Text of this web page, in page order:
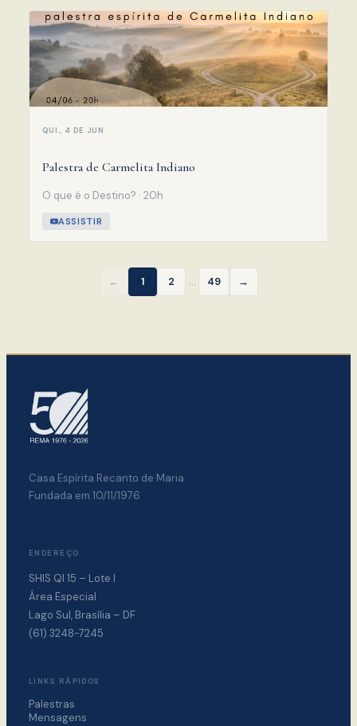
QUI., 4 DE JUN
Palestra de Carmelita Indiano
O que é o Destino? · 20h
ASSISTIR
← 1 2 … 49 →
Casa Espírita Recanto de Maria
Fundada em 10/11/1976
ENDEREÇO
SHIS QI 15 – Lote I
Área Especial
Lago Sul, Brasília – DF
(61) 3248-7245
LINKS RÁPIDOS
Palestras
Mensagens